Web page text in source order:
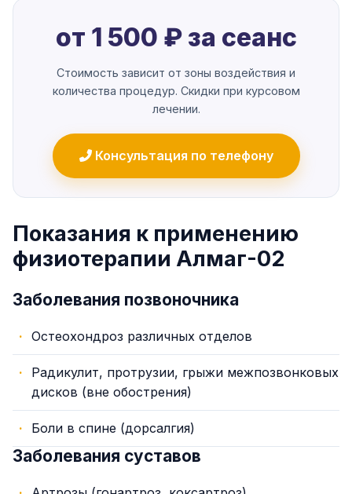
от 1 500 ₽ за сеанс
Стоимость зависит от зоны воздействия и
количества процедур. Скидки при курсовом
лечении.
Консультация по телефону
Показания к применению
физиотерапии Алмаг-02
Заболевания позвоночника
Остеохондроз различных отделов
Радикулит, протрузии, грыжи межпозвонковых
дисков (вне обострения)
Боли в спине (дорсалгия)
Заболевания суставов